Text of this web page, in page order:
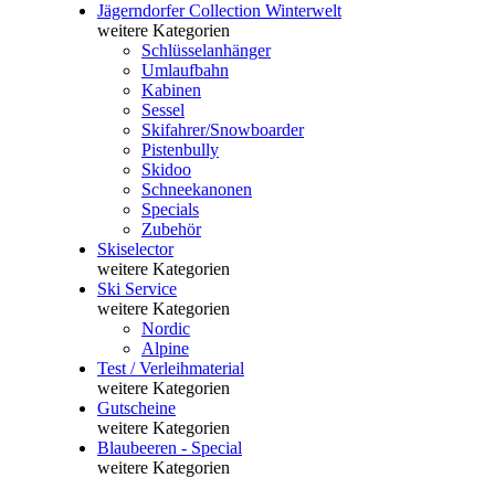
Jägerndorfer Collection Winterwelt
weitere Kategorien
Schlüsselanhänger
Umlaufbahn
Kabinen
Sessel
Skifahrer/Snowboarder
Pistenbully
Skidoo
Schneekanonen
Specials
Zubehör
Skiselector
weitere Kategorien
Ski Service
weitere Kategorien
Nordic
Alpine
Test / Verleihmaterial
weitere Kategorien
Gutscheine
weitere Kategorien
Blaubeeren - Special
weitere Kategorien